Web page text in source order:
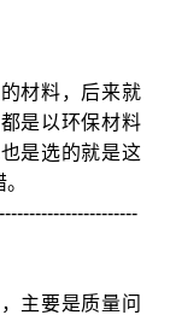
材料，后来就
是以环保材料
是选的就是这
主要是质量问